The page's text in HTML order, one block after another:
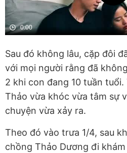
Sau đó không lâu, cặp đôi
với mọi người rằng đã
2 khi con đang 10 tuần
Thảo vừa khóc vừa tâm sự
chuyện vừa xảy ra.
Theo đó vào trưa 1/4, sau
chồng Thảo Dương đi